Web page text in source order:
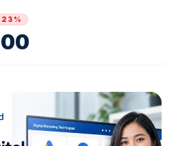
23%